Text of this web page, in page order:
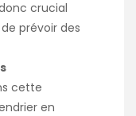
crucial
prévoir des
cette
en